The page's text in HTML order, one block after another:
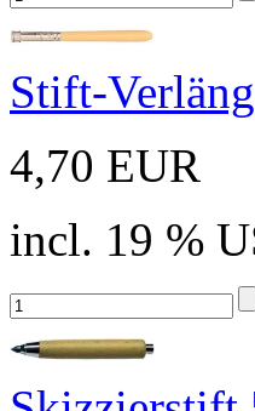
Stift-
4,70 EUR
incl. 19 %